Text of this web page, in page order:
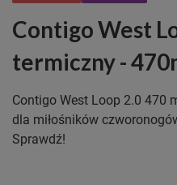
Contigo West
termiczny -
Contigo West Loop 2.0 470
dla miłośników
Sprawdź!